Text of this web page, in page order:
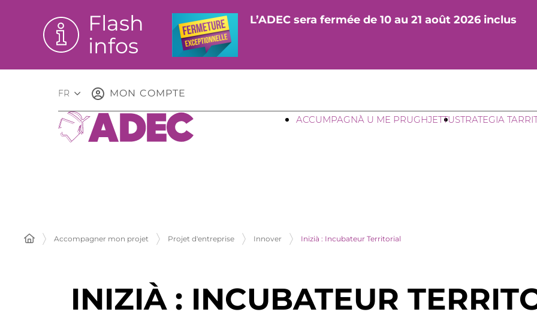
Flash
infos
L’ADEC sera fermée de 10 au 21 août 2026 inclus
FR MON COMPTE
ACCUMPAGNÀ U ME PRUGHJETTUSTRATEGIA
Accompagner mon projet Projet d'entreprise Innover Inizià : Incubateur Territorial
INIZIÀ : INCUBATEUR